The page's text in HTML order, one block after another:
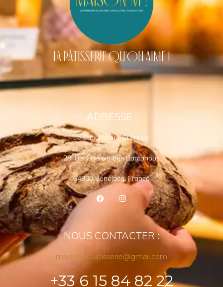
LA PÂTISSERIE QU'ON AIME !
ADRESSE :
Le Laboratoire Culinaire
29, Bis Chemin des Barcanous
64800 Bénéjacq, France
NOUS CONTACTER :
maisonm.patisserie@gmail.com
+33 6 15 84 82 22